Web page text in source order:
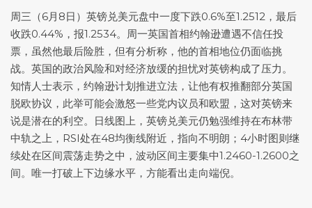
周三（6月8日） 英镑兑美元盘中一度下跌0.6%至1.2512，最后
收跌0.44%，报1.2534。周一英国首相约翰逊遭遇不信任投
票，虽然他最后险胜，但有分析称，他的首相地位仍面临挑
战。英国的政治风险和对经济放缓的担忧对英镑构成了压力。
知情人士表示，约翰逊计划推进立法，让他有权推翻部分英国
脱欧协议，此举可能会激怒一些党内议员和欧盟，这对英镑来
说是潜在的利空。日线图上， 英镑兑美元仍勉强维持在布林带
中轨之上，RSI处在48均衡线附近，指向不明朗；4小时图则继
续处在区间震荡走势之中，波动区间主要集中1.2460-1.2600之
间。唯一打破上下边缘水平，方能看出走向端倪。